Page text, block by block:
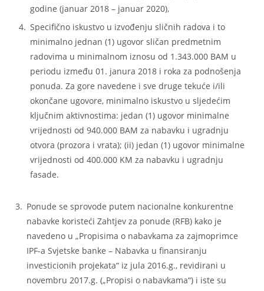
godine (januar 2018 – januar 2020),
Specifično iskustvo u izvođenju sličnih radova i to
minimalno jednan (1) ugovor sličan predmetnim
radovima u minimalnom iznosu od 1.343.000 BAM u
periodu između 01. janura 2018 i roka za podnošenja
ponuda. Za gore navedene i sve druge tekuće i/ili
okončane ugovore, minimalno iskustvo u sljedećim
ključnim aktivnostima: jedan (1) ugovor minimalne
vrijednosti od 940.000 BAM za nabavku i ugradnju
otvora (prozora i vrata); (ii) jedan (1) ugovor minimalne
vrijednosti od 400.000 KM za nabavku i ugradnju
fasade.
Ponude se sprovode putem nacionalne konkurentne
nabavke koristeći Zahtjev za ponude (RFB) kako je
navedeno u „Propisima o nabavkama za zajmoprimce
IPF-a Svjetske banke – Nabavka u finansiranju
investicionih projekata“ iz jula 2016.g., revidirani u
novembru 2017.g. („Propisi o nabavkama“) i iste su